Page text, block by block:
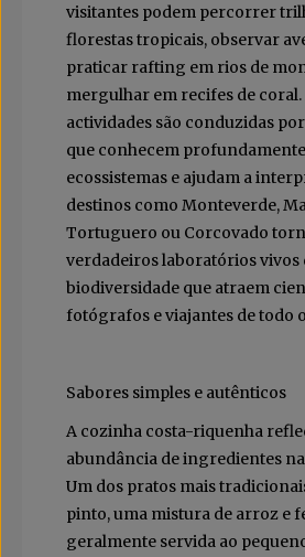
visitantes podem percorrer
florestas tropicais, observar
praticar rafting em rios de
mergulhar em recifes de coral.
actividades são conduzidas
que conhecem
ecossistemas e ajudam a
destinos como Monteverde,
Tortuguero ou Corcovado
verdadeiros laboratórios vivos
biodiversidade que atraem
fotógrafos e viajantes de todo
Sabores simples e autênticos
A cozinha costa-riquenha
abundância de ingredientes
Um dos pratos mais
pinto, uma mistura de arroz e
geralmente servida ao